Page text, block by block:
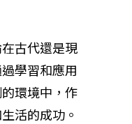
古代還是現
學習和應用
環境中，作
活的成功。